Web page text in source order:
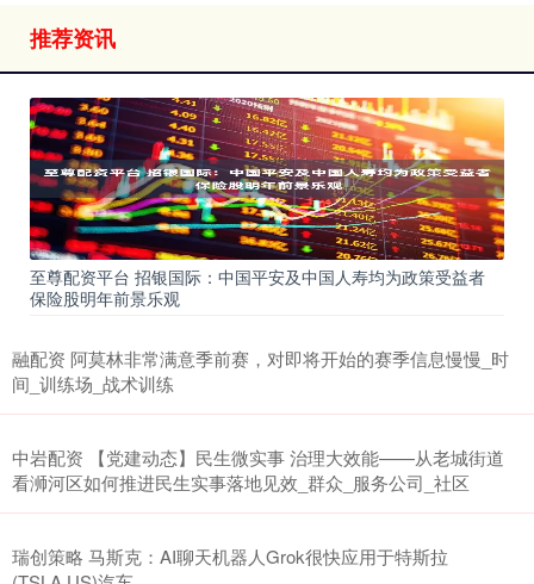
推荐资讯
至尊配资平台 招银国际：中国平安及中国人寿均为政策受益者
保险股明年前景乐观
融配资 阿莫林非常满意季前赛，对即将开始的赛季信息慢慢_时
间_训练场_战术训练
中岩配资 【党建动态】民生微实事 治理大效能——从老城街道
看浉河区如何推进民生实事落地见效_群众_服务公司_社区
瑞创策略 马斯克：AI聊天机器人Grok很快应用于特斯拉